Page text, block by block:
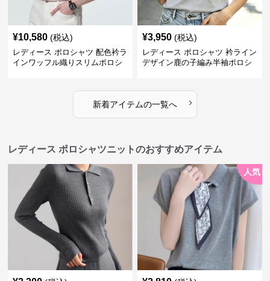
¥10,580 (税込)
レディース ポロシャツ 配色衿ラ
インワッフル織りスリムポロシ
¥3,950 (税込)
レディース ポロシャツ 衿ライン
デザイン鹿の子編み半袖ポロシ
新着アイテムの一覧へ ›
レディース ポロシャツニットのおすすめアイテム
人気